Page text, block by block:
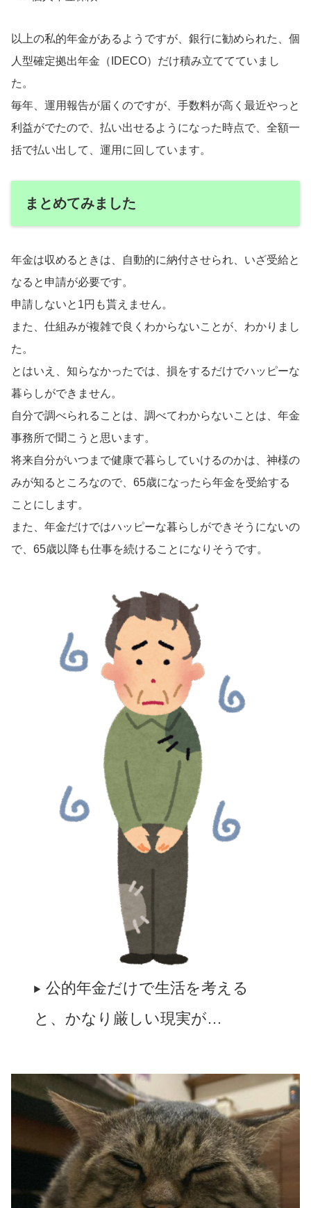
以上の私的年金があるようですが、銀行に勧められた、個
人型確定拠出年金（IDECO）だけ積み立ててていまし
た。
毎年、運用報告が届くのですが、手数料が高く最近やっと
利益がでたので、払い出せるようになった時点で、全額一
括で払い出して、運用に回しています。
まとめてみました
年金は収めるときは、自動的に納付させられ、いざ受給と
なると申請が必要です。
申請しないと1円も貰えません。
また、仕組みが複雑で良くわからないことが、わかりまし
た。
とはいえ、知らなかったでは、損をするだけでハッピーな
暮らしができません。
自分で調べられることは、調べてわからないことは、年金
事務所で聞こうと思います。
将来自分がいつまで健康で暮らしていけるのかは、神様の
みが知るところなので、65歳になったら年金を受給する
ことにします。
また、年金だけではハッピーな暮らしができそうにないの
で、65歳以降も仕事を続けることになりそうです。
公的年金だけで生活を考える
と、かなり厳しい現実が…